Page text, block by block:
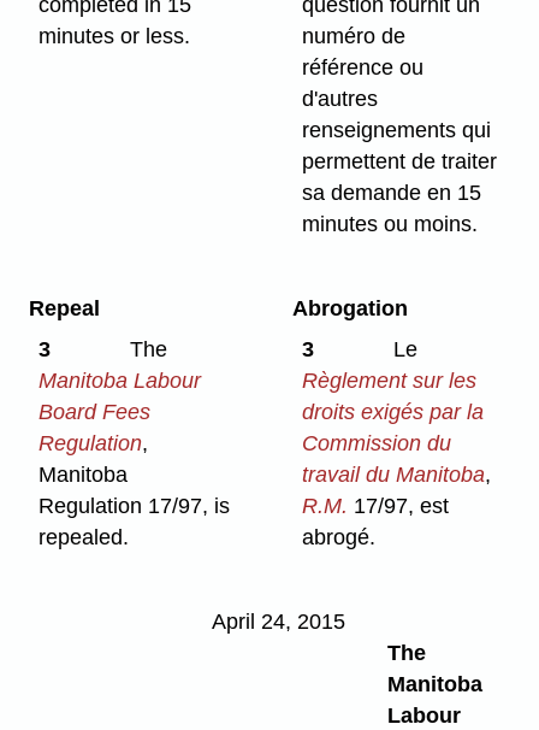
minutes or less.
numéro de
référence ou
d'autres
renseignements qui
permettent de traiter
sa demande en 15
minutes ou moins.
Repeal
3
The
Manitoba Labour
Board Fees
Regulation,
Manitoba
Regulation 17/97, is
repealed.
Abrogation
3
Le
Règlement sur les
droits exigés par la
Commission du
travail du Manitoba,
R.M. 17/97, est
abrogé.
April 24, 2015
The
Manitoba
Labour